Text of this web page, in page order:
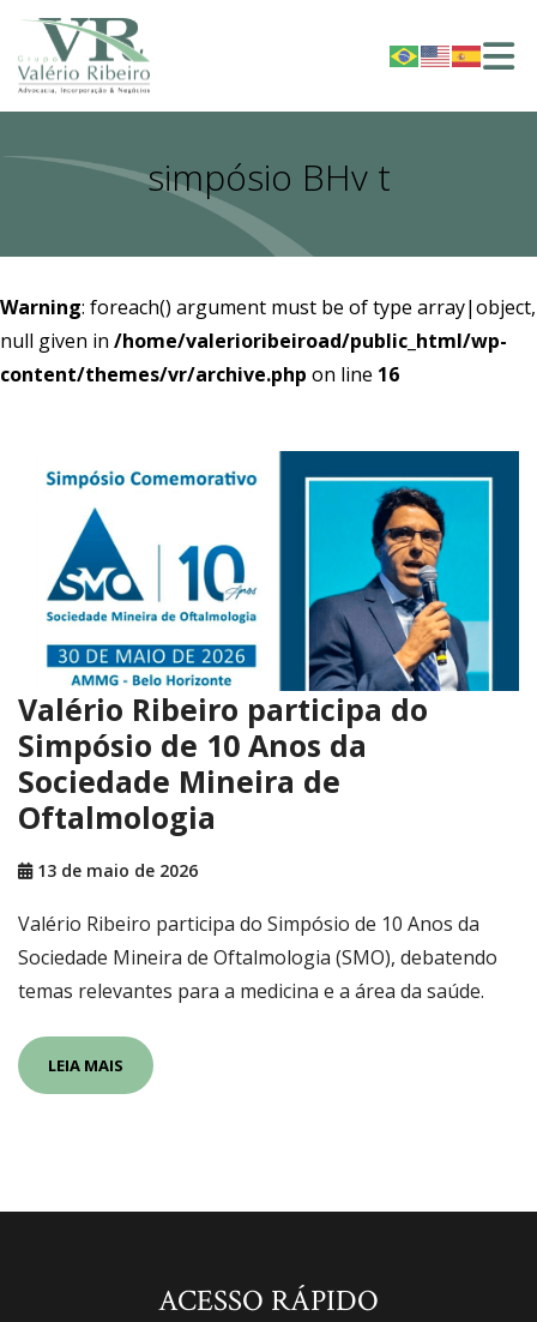
simpósio BHv t
Warning: foreach() argument must be of type array|object,
null given in /home/valerioribeiroad/public_html/wp-
content/themes/vr/archive.php on line 16
Valério Ribeiro participa do
Simpósio de 10 Anos da
Sociedade Mineira de
Oftalmologia
13 de maio de 2026
Valério Ribeiro participa do Simpósio de 10 Anos da
Sociedade Mineira de Oftalmologia (SMO), debatendo
temas relevantes para a medicina e a área da saúde.
LEIA MAIS
ACESSO RÁPIDO